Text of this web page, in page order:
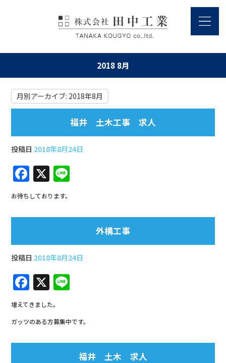
2018 8月
月別アーカイブ: 2018年8月
福井 土木工事 求人
投稿日 2018年8月24日
F
a
c
e
o
o
k
X
お待ちしております。
外構工事
投稿日 2018年8月24日
F
a
c
e
b
X
e
増えてきました。
ガッツのある方募集中です。
福井 土木 求人